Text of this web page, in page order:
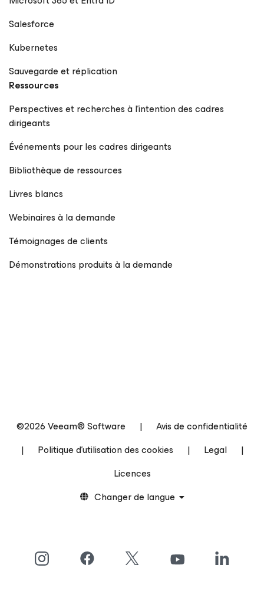
Salesforce
Kubernetes
Sauvegarde et réplication
Ressources
Perspectives et recherches à l’intention des cadres
dirigeants
Événements pour les cadres dirigeants
Bibliothèque de ressources
Livres blancs
Webinaires à la demande
Témoignages de clients
Démonstrations produits à la demande
©2026 Veeam® Software |
Avis de confidentialité
|
Politique d’utilisation des cookies | Legal
|
Licences
Changer de langue